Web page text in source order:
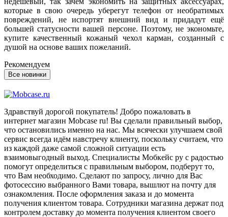
которые в свою очередь уберегут телефон от необратимых
повреждений, не испортят внешний вид и придадут ещё
большей статусности вашей персоне. Поэтому, не экономьте,
купите качественный кожаный чехол карман, созданный с
душой на основе ваших пожеланий.
Рекомендуем
Все новинки
Здравствуй дорогой покупатель! Добро пожаловать в
интернет магазин Mobcase ru! Вы сделали правильный выбор,
что остановились именно на нас. Мы всячески улучшаем свой
сервис всегда идём навстречу клиенту, поскольку считаем, что
из каждой даже самой сложной ситуации есть
взаимовыгодный выход. Специалисты Мобкейс ру с радостью
помогут определиться с правильным выбором, подберут то,
что Вам необходимо. Сделают по запросу, лично для Вас
фотосессию выбранного Вами товара, вышлют на почту для
ознакомления. После оформления заказа и до момента
получения клиентом товара. Сотрудники магазина держат под
контролем доставку до момента получения клиентом своего